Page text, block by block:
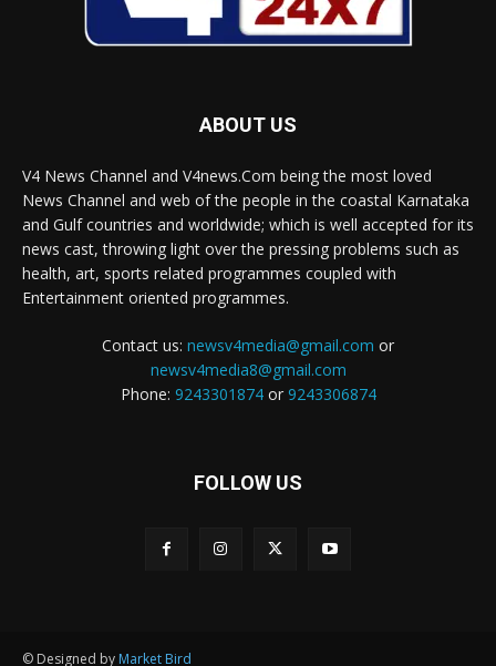
ABOUT US
V4 News Channel and V4news.Com being the most loved
News Channel and web of the people in the coastal Karnataka
and Gulf countries and worldwide; which is well accepted for its
news cast, throwing light over the pressing problems such as
health, art, sports related programmes coupled with
Entertainment oriented programmes.
Contact us: newsv4media@gmail.com or
newsv4media8@gmail.com
Phone: 9243301874or 9243306874
FOLLOW US
© Designed by Market Bird